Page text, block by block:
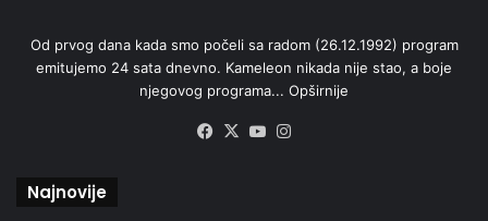
Od prvog dana kada smo počeli sa radom (26.12.1992) program
emitujemo 24 sata dnevno. Kameleon nikada nije stao, a boje
njegovog programa... Opširnije
Facebook
X YouTube
Najnovije